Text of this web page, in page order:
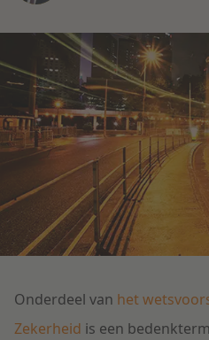
Aanbesteding &
Aansprakelijkheid &
Litigation
Onderwijs
Dichtbij de wendbare
Lees meer
Onderdeel van het
Zekerheid is een